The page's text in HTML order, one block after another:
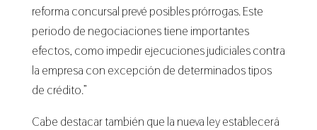
reforma concursal prevé posibles prórrogas. Este
periodo de negociaciones tiene importantes
efectos, como impedir ejecuciones judiciales contra
la empresa con excepción de determinados tipos
de crédito.”
Cabe destacar también que la nueva ley establecerá